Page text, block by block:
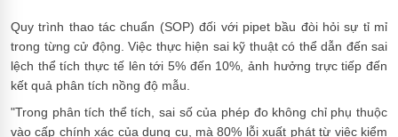
Quy trình thao tác chuẩn (SOP) đối với pipet bầu đòi hỏi sự tỉ mỉ
trong từng cử động. Việc thực hiện sai kỹ thuật có thể dẫn đến sai
lệch thể tích thực tế lên tới 5% đến 10%, ảnh hưởng trực tiếp đến
kết quả phân tích nồng độ mẫu.
"Trong phân tích thể tích, sai số của phép đo không chỉ phụ thuộc
vào cấp chính xác của dụng cụ, mà 80% lỗi xuất phát từ việc kiểm